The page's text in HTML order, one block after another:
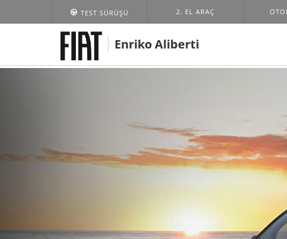
TEST SÜRÜŞÜ 2. EL ARAÇ
Enriko Aliberti